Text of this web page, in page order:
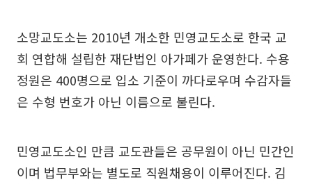
소망교도소는 2010년 개소한 민영교도소로 한국 교
회 연합해 설립한 재단법인 아가페가 운영한다. 수용
정원은 400명으로 입소 기준이 까다로우며 수감자들
은 수형 번호가 아닌 이름으로 불린다.
민영교도소인 만큼 교도관들은 공무원이 아닌 민간인
이며 법무부와는 별도로 직원채용이 이루어진다. 김